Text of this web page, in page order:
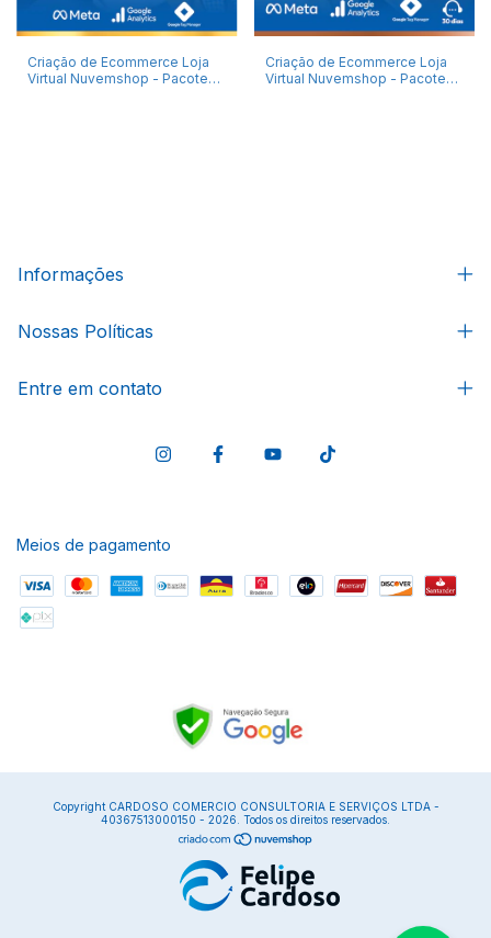
Criação de Ecommerce Loja
Virtual Nuvemshop - Pacote
Criação de Ecommerce Loja
Virtual Nuvemshop - Pacote
Informações
Nossas Políticas
Entre em contato
Meios de pagamento
Copyright CARDOSO COMERCIO CONSULTORIA E SERVIÇOS LTDA -
40367513000150 - 2026. Todos os direitos reservados.